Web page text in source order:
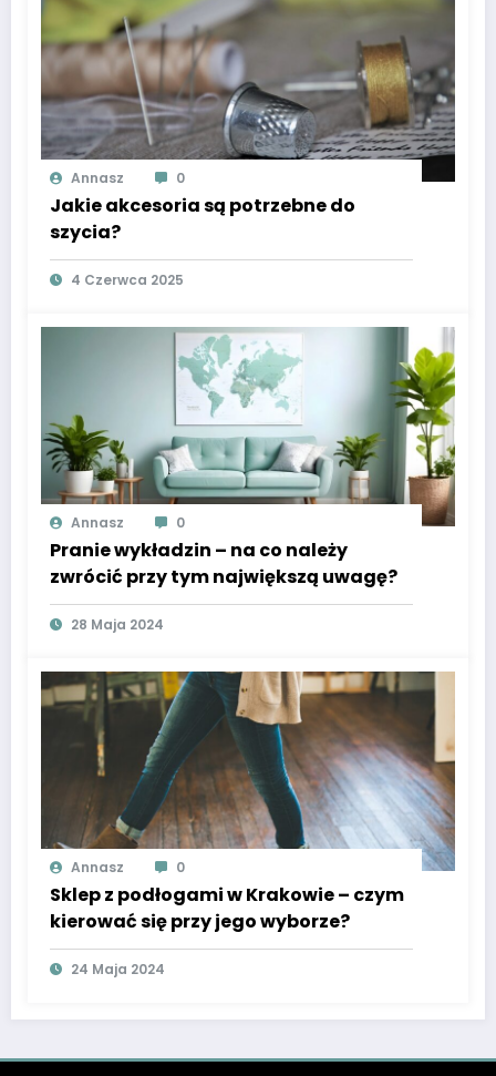
Annasz 0
Jakie akcesoria są potrzebne do
szycia?
4 Czerwca 2025
Annasz 0
Pranie wykładzin – na co należy
zwrócić przy tym największą uwagę?
28 Maja 2024
Annasz 0
Sklep z podłogami w Krakowie – czym
kierować się przy jego wyborze?
24 Maja 2024